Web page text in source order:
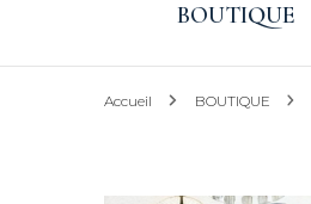
BOUTIQUE
Accueil BOUTIQUE